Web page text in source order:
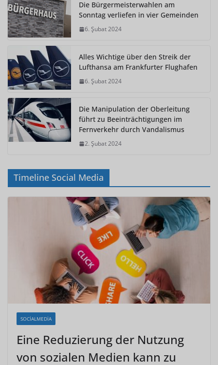
Die Bürgermeisterwahlen am
Sonntag verliefen in vier Gemeinden
6. Şubat 2024
Alles Wichtige über den Streik der
Lufthansa am Frankfurter Flughafen
6. Şubat 2024
Die Manipulation der Oberleitung
führt zu Beeinträchtigungen im
Fernverkehr durch Vandalismus
2. Şubat 2024
Timeline Social Media
SOCIALMEDIA
Eine Reduzierung der Nutzung
von sozialen Medien kann zu